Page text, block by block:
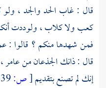
قال : غاب الحد والجد ،
كعبولاكلاب، ولوددت
فمن شهدها منكم ؟ قالوا :
قال : ذانك الجذعان منعامر
إنك لم تصنع بتقديم[ص: